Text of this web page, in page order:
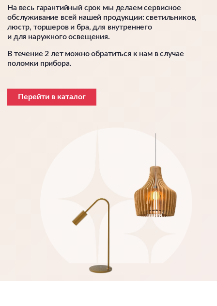
На весь гарантийный срок мы делаем сервисное
обслуживание всей нашей продукции: светильников,
люстр, торшеров и бра, для внутреннего
и для наружного освещения.
В течение 2 лет можно обратиться к нам в случае
поломки прибора.
Перейти в каталог